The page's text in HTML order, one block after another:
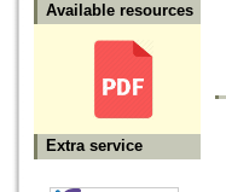
Available resources
Extra service